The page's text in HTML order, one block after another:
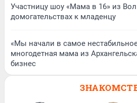
Участницу шоу «Мама в 16» из
домогательствах к младенцу
«Мы начали в самое
многодетная мама из
бизнес